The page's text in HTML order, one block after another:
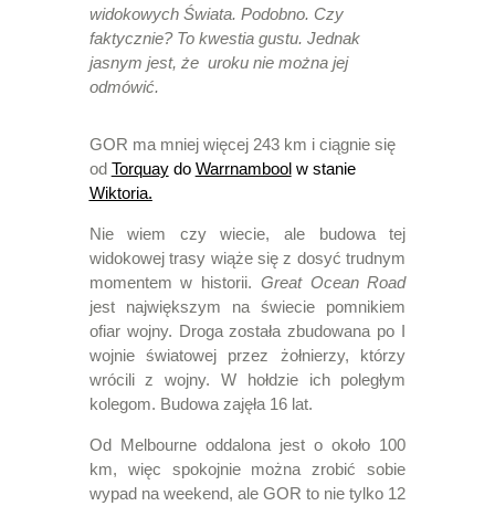
widokowych Świata. Podobno. Czy
faktycznie? To kwestia gustu. Jednak
jasnym jest, że uroku nie można jej
odmówić.
GOR ma mniej więcej 243 km i ciągnie się
od Torquaydo Warrnamboolw stanie
Wiktoria.
Nie wiem czy wiecie, ale budowa tej
widokowej trasy wiąże się z dosyć trudnym
momentem w historii. Great Ocean Road
jest największym na świecie pomnikiem
ofiar wojny. Droga została zbudowana po I
wojnie światowej przez żołnierzy, którzy
wrócili z wojny. W hołdzie ich poległym
kolegom. Budowa zajęła 16 lat.
Od Melbourne oddalona jest o około 100
km, więc spokojnie można zrobić sobie
wypad na weekend, ale GOR to nie tylko 12